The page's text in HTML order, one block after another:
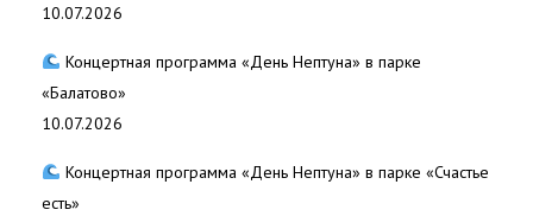
10.07.2026
Концертная программа «День Нептуна» в парке
«Балатово»
10.07.2026
Концертная программа «День Нептуна» в парке «Счастье
есть»